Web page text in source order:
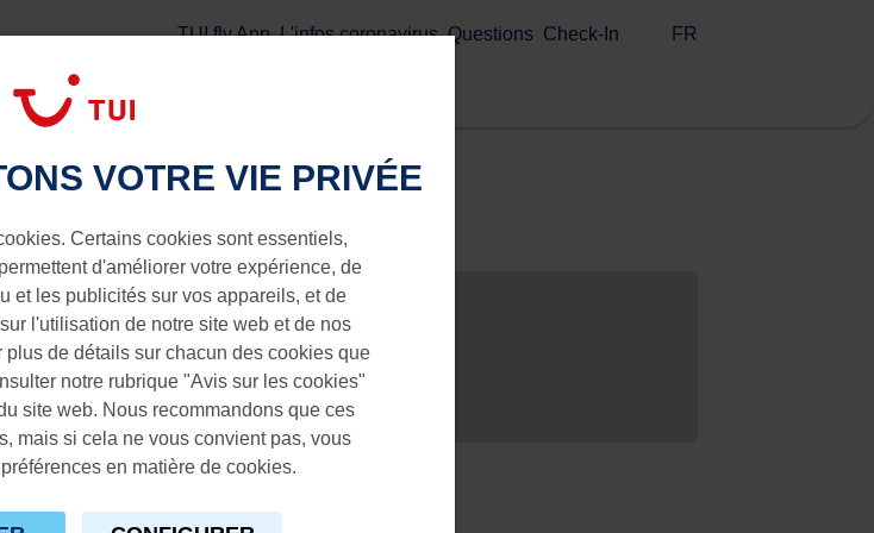
TUI fly App L'infos coronavirus Questions Check-In FR
VOTRE VIE PRIVÉE
Certains cookies sont essentiels,
d'améliorer votre expérience, de
et les publicités sur vos appareils, et de
l'utilisation de notre site web et de nos
de détails sur chacun des cookies que
notre rubrique "Avis sur les cookies"
site web. Nous recommandons que ces
mais si cela ne vous convient pas, vous
en matière de cookies.